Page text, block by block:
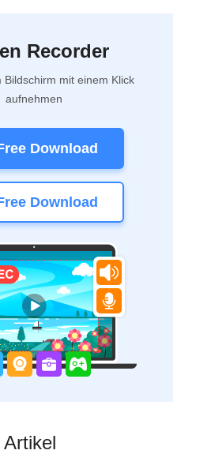
Recorder
Bildschirm mit einem Klick
aufnehmen
Download
Download
Artikel